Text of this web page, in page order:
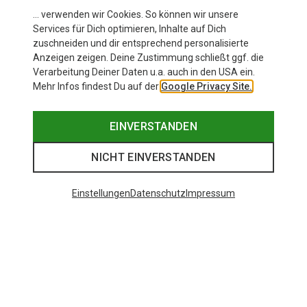
Eisschraube
Zur Produktseite
… verwenden wir Cookies. So können wir unsere
Services für Dich optimieren, Inhalte auf Dich
zuschneiden und dir entsprechend personalisierte
Anzeigen zeigen. Deine Zustimmung schließt ggf. die
Verarbeitung Deiner Daten u.a. auch in den USA ein.
Mehr Infos findest Du auf der Google Privacy Site.
EINVERSTANDEN
NICHT EINVERSTANDEN
EinstellungenDatenschutz Impressum